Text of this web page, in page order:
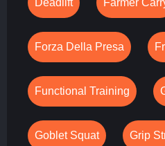
Forza Della Presa
Functional Training
Goblet Squat Grip